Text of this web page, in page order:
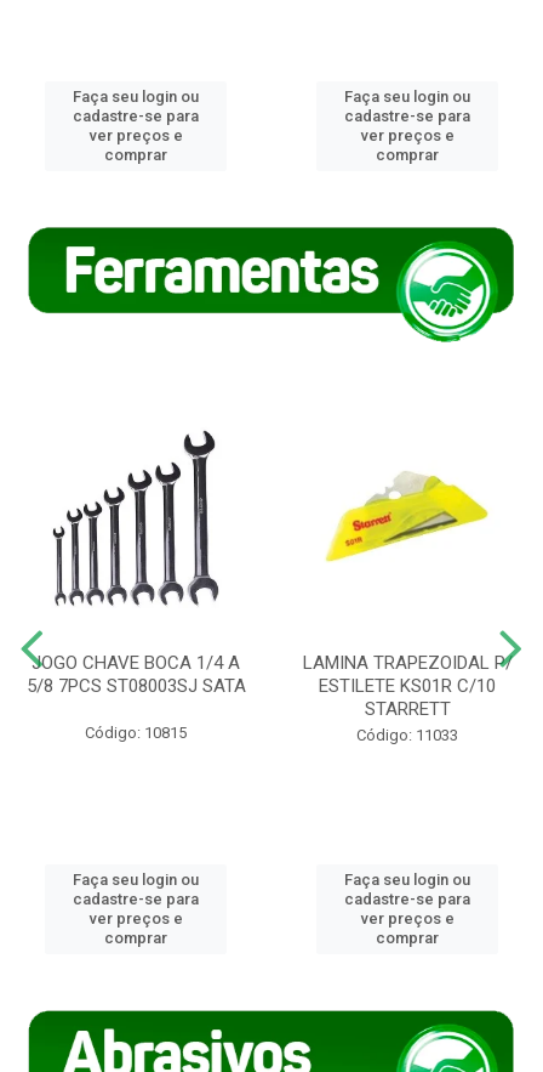
Faça seu login ou
cadastre-se para
ver preços e
comprar
Faça seu login ou
cadastre-se para
ver preços e
comprar
JOGO CHAVE BOCA 1/4 A
5/8 7PCS ST08003SJ SATA
Código: 10815
Faça seu login ou
cadastre-se para
ver preços e
comprar
LAMINA TRAPEZOIDAL P/
ESTILETE KS01R C/10
STARRETT
Código: 11033
Faça seu login ou
cadastre-se para
ver preços e
comprar